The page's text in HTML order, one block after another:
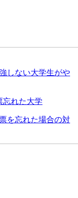
しない大学生がや
大学
を忘れた場合の対